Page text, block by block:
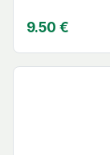
9.50 €